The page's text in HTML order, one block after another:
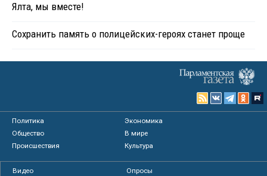
Ялта, мы вместе!
Сохранить память о полицейских-героях станет проще
Политика
Экономика
Общество
В мире
Происшествия
Культура
Видео
Опросы